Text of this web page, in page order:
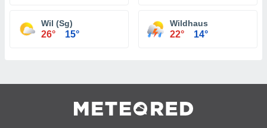
Wil (Sg)
26° 15°
Wildhaus
22° 14°